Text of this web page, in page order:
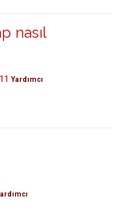
nasıl
Yardımcı